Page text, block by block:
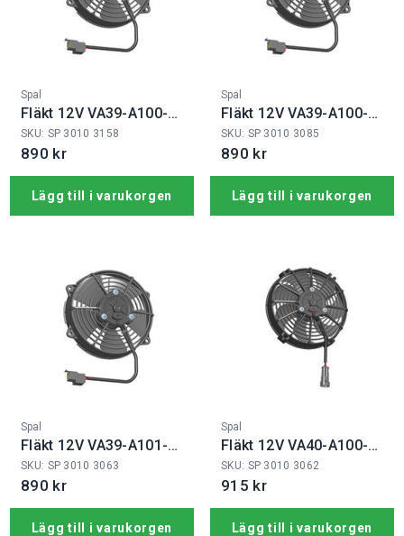
Fabrikat:
Spal
Fläkt 12V VA39-A100-
45S
SKU: SP 3010 3158
890 kr
Lägg till i varukorgen
Fabrikat:
Spal
Fläkt 12V VA39-A100-
45A
SKU: SP 3010 3085
890 kr
Lägg till i varukorgen
Fabrikat:
Spal
Fläkt 12V VA39-A101-
45A
SKU: SP 3010 3063
890 kr
Lägg till i varukorgen
Fabrikat:
Spal
Fläkt 12V VA40-A100-
76A
SKU: SP 3010 3062
915 kr
Lägg till i varukorgen